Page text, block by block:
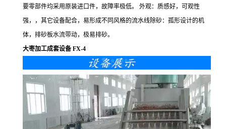
要零部件均采用原装进口件，故障率极低。 外观：质感好，可观性
强，，其它设备配合，易形成不同风格的流水线除砂：孤形设计的机
体，排砂板水流带动，极易排砂。
大枣加工成套设备 FX-4